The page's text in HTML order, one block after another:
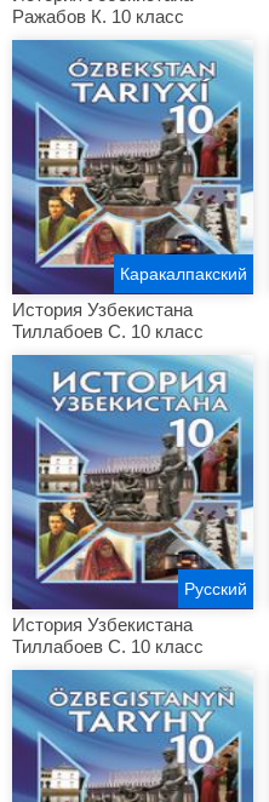
Ражабов К. 10 класс
История Узбекистана
Тиллабоев С. 10 класс
Каракалпакский
История Узбекистана
Тиллабоев С. 10 класс
Русский